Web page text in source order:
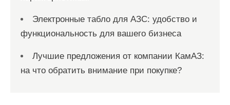
Электронные табло для АЗС: удобство и
функциональность для вашего бизнеса
Лучшие предложения от компании КамАЗ:
на что обратить внимание при покупке?